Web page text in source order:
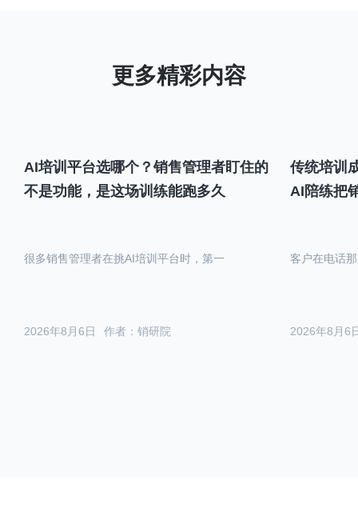
AI培训平台选哪个？销售管理者盯住的
不是功能，是这场训练能跑多久
作者：销研院
2026年8月6日
很多销售管理者在挑AI培训平台时，第一
传统培训
AI陪练把
2026年8月6
客户在电话